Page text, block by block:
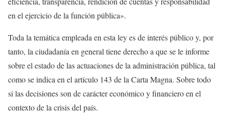
en el ejercicio de la función pública».
Toda la temática empleada en esta ley es de interés público y, por
tanto, la ciudadanía en general tiene derecho a que se le informe
sobre el estado de las actuaciones de la administración pública, tal
como se indica en el artículo 143 de la Carta Magna. Sobre todo
si las decisiones son de carácter económico y financiero en el
contexto de la crisis del país.